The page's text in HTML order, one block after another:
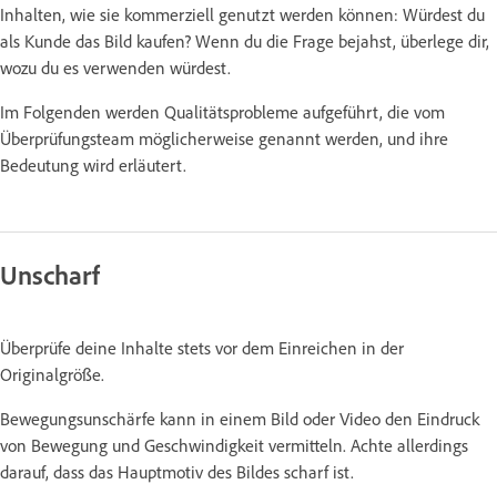
Inhalten, wie sie kommerziell genutzt werden können: Würdest du
als Kunde das Bild kaufen? Wenn du die Frage bejahst, überlege dir,
wozu du es verwenden würdest.
Im Folgenden werden Qualitätsprobleme aufgeführt, die vom
Überprüfungsteam möglicherweise genannt werden, und ihre
Bedeutung wird erläutert.
Unscharf
Überprüfe deine Inhalte stets vor dem Einreichen in der
Originalgröße.
Bewegungsunschärfe kann in einem Bild oder Video den Eindruck
von Bewegung und Geschwindigkeit vermitteln. Achte allerdings
darauf, dass das Hauptmotiv des Bildes scharf ist.